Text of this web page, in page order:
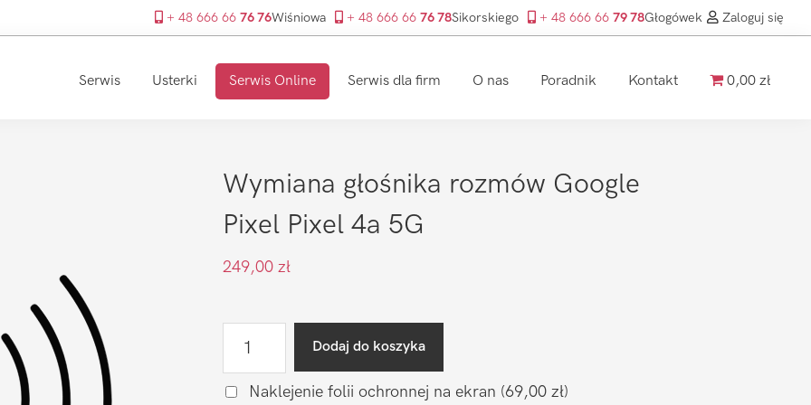
+ 48 666 66 76 76Wiśniowa + 48 666 66 76 78Sikorskiego + 48 666 66 79 78Głogówek Zaloguj się
Serwis Usterki Serwis Online Serwis dla firm O nas Poradnik Kontakt 0,00 zł
Wymiana głośnika rozmów Google
Pixel Pixel 4a 5G
249,00 zł
głośnika
Dodaj do koszyka
Naklejenie folii ochronnej na ekran (69,00 zł)